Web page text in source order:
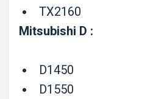
TX2160
Mitsubishi D :
D1450
D1550